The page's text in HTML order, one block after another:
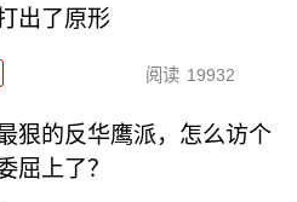
出了原形
阅读 19932
狠的反华鹰派，怎么访个
屈上了？